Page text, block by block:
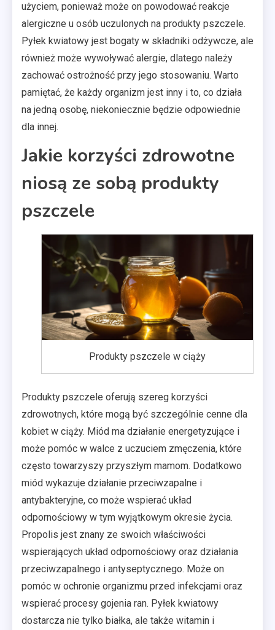
użyciem, ponieważ może on powodować reakcje
alergiczne u osób uczulonych na produkty pszczele.
Pyłek kwiatowy jest bogaty w składniki odżywcze, ale
również może wywoływać alergie, dlatego należy
zachować ostrożność przy jego stosowaniu. Warto
pamiętać, że każdy organizm jest inny i to, co działa
na jedną osobę, niekoniecznie będzie odpowiednie
dla innej.
Jakie korzyści zdrowotne
niosą ze sobą produkty
pszczele
Produkty pszczele w ciąży
Produkty pszczele oferują szereg korzyści
zdrowotnych, które mogą być szczególnie cenne dla
kobiet w ciąży. Miód ma działanie energetyzujące i
może pomóc w walce z uczuciem zmęczenia, które
często towarzyszy przyszłym mamom. Dodatkowo
miód wykazuje działanie przeciwzapalne i
antybakteryjne, co może wspierać układ
odpornościowy w tym wyjątkowym okresie życia.
Propolis jest znany ze swoich właściwości
wspierających układ odpornościowy oraz działania
przeciwzapalnego i antyseptycznego. Może on
pomóc w ochronie organizmu przed infekcjami oraz
wspierać procesy gojenia ran. Pyłek kwiatowy
dostarcza nie tylko białka, ale także witamin i